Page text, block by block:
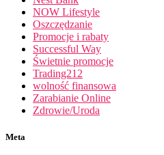
NOW Lifestyle
Oszczędzanie
Promocje i rabaty
Successful Way
Świetnie promocje
Trading212
wolność finansowa
Zarabianie Online
Zdrowie/Uroda
Meta